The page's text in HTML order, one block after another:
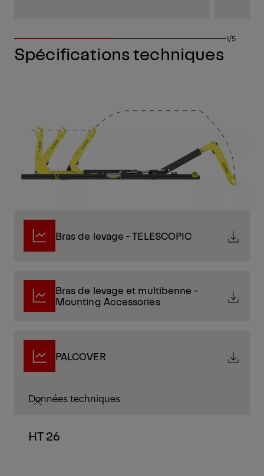
1/5
Spécifications techniques
Bras de levage - TELESCOPIC
Bras de levage et multibenne -
Mounting Accessories
PALCOVER
Données techniques
HT 26